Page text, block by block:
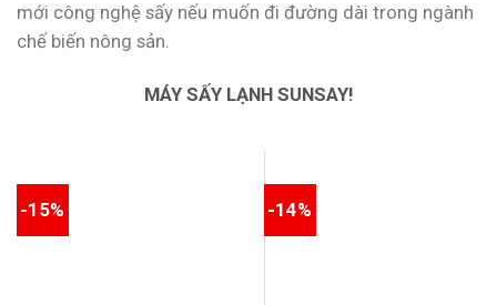
mới công nghệ sấy nếu muốn đi đường dài trong ngành
chế biến nông sản.
MÁY SẤY LẠNH SUNSAY!
-15% -14%